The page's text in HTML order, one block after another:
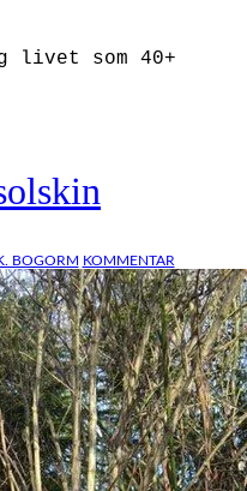
livet som 40+
BOGORM KOMMENTAR